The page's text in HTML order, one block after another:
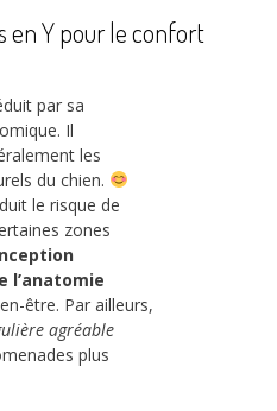
en Y pour le confort
par sa
Il
les
du chien.
le risque de
zones
l’anatomie
être. Par ailleurs,
agréable
plus